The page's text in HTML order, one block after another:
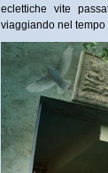
eclettiche vite
viaggiando nel